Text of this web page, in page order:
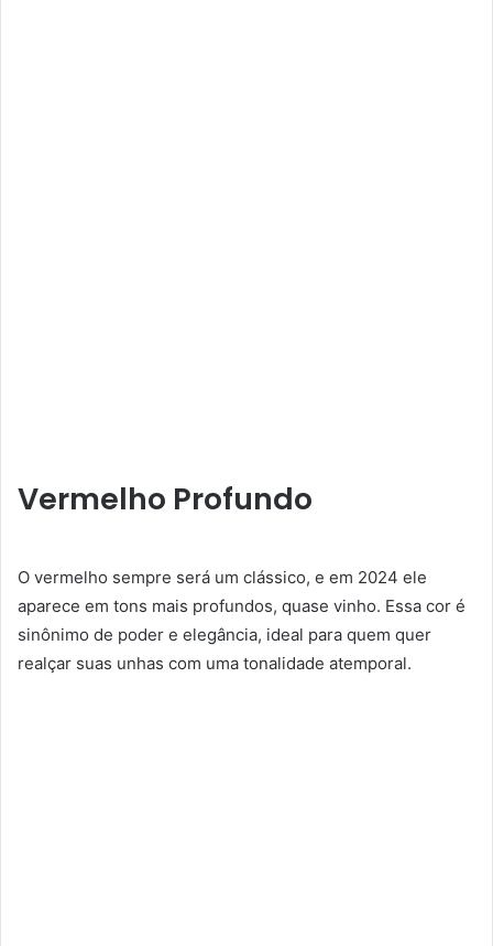
Vermelho Profundo
O vermelho sempre será um clássico, e em 2024 ele
aparece em tons mais profundos, quase vinho. Essa cor é
sinônimo de poder e elegância, ideal para quem quer
realçar suas unhas com uma tonalidade atemporal.